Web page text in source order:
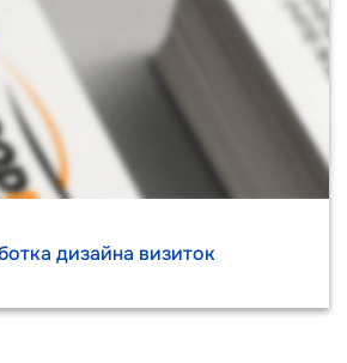
дизайна визиток